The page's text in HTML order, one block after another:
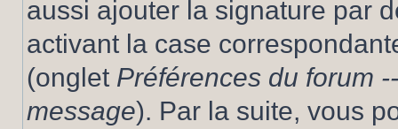
aussi ajouter la signature par
activant la case
(onglet Préférences du forum
message). Par la suite, vous